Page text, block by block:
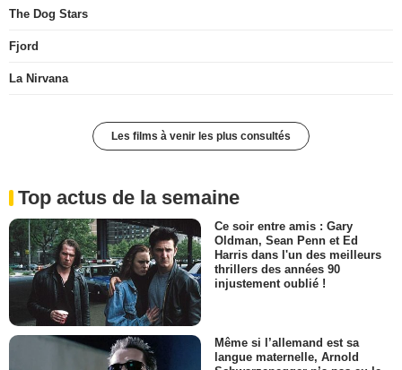
The Dog Stars
Fjord
La Nirvana
Les films à venir les plus consultés
Top actus de la semaine
Ce soir entre amis : Gary
Oldman, Sean Penn et Ed
Harris dans l'un des meilleurs
thrillers des années 90
injustement oublié !
Même si l’allemand est sa
langue maternelle, Arnold